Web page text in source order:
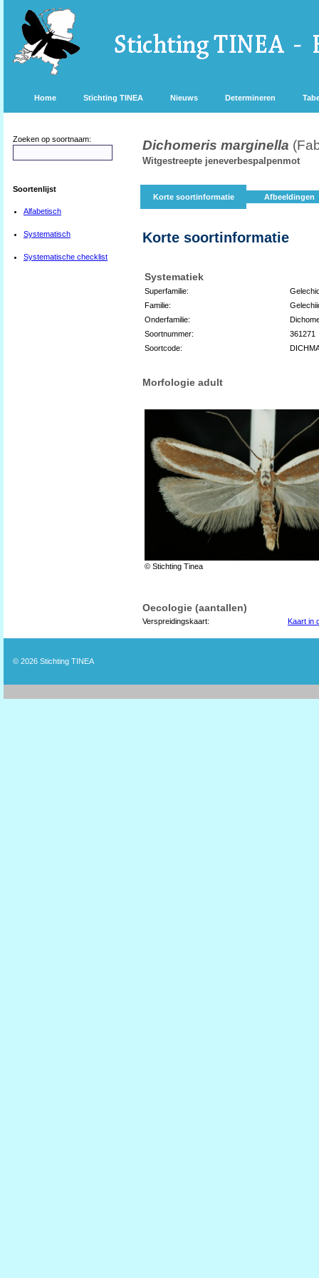
Home Stichting TINEA Nieuws Determineren
Zoeken op soortnaam:
Soortenlijst
Alfabetisch
Systematisch
Systematische checklist
Dichomeris marginella
Witgestreepte jeneverbespalpenmot
Korte soortinformatie Afbeeldingen
Korte soortinformatie
Systematiek
Superfamilie:
Familie:
Onderfamilie:
Soortnummer:
361271
Soortcode:
Morfologie adult
© Stichting Tinea
Oecologie (aantallen)
Verspreidingskaart: Kaart in
© 2026 Stichting TINEA